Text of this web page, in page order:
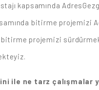
kapsamında
bitirme projemizi
projemizi
ile ne tarz çalışmalar